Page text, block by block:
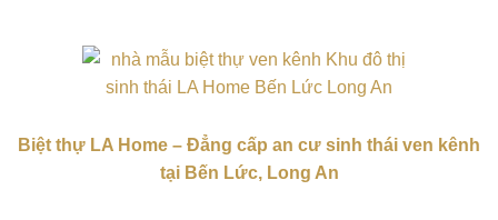
Biệt thự LA Home – Đẳng cấp an cư sinh thái ven kênh
tại Bến Lức, Long An